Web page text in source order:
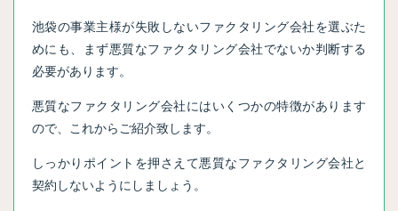
池袋の事業主様が失敗しないファクタリング会社を選ぶた
めにも、まず悪質なファクタリング会社でないか判断する
必要があります。
悪質なファクタリング会社にはいくつかの特徴があります
ので、これからご紹介致します。
しっかりポイントを押さえて悪質なファクタリング会社と
契約しないようにしましょう。